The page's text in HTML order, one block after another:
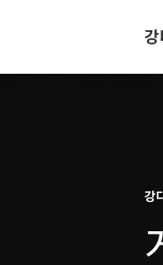
강